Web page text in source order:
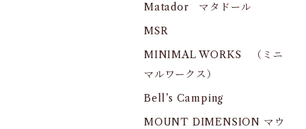
Matador マタドール
MSR
MINIMAL WORKS （ミニ
マルワークス）
Bell’s Camping
MOUNT DIMENSION マウ